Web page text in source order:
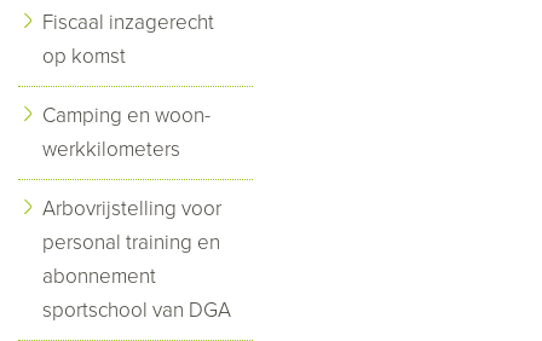
Fiscaal inzagerecht
op komst
Camping en woon-
werkkilometers
Arbovrijstelling voor
personal training en
abonnement
sportschool van DGA